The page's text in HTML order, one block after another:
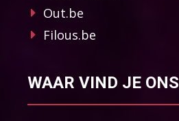
Out.be
Filous.be
WAAR VIND JE ONS